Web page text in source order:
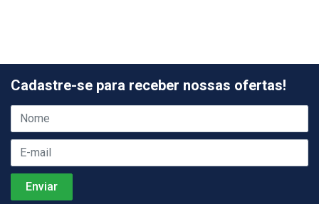
Cadastre-se para receber nossas ofertas!